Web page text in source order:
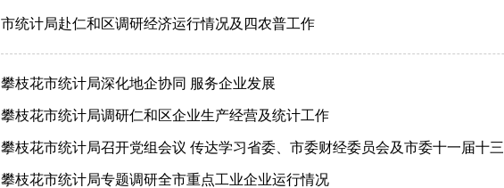
市统计局赴仁和区调研经济运行情况及四农普工作
攀枝花市统计局深化地企协同 服务企业发展
攀枝花市统计局调研仁和区企业生产经营及统计工作
攀枝花市统计局召开党组会议 传达学习省委、市委财经委员会及市委十一届十三
攀枝花市统计局专题调研全市重点工业企业运行情况